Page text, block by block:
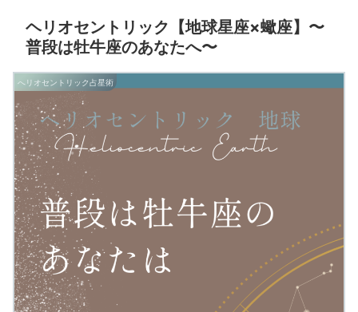
ヘリオセントリック【地球星座×蠍座】〜
普段は牡牛座のあなたへ〜
へリオセントリック占星術